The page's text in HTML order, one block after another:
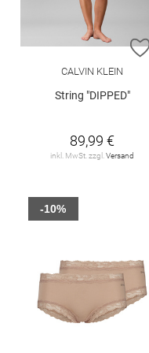
CALVIN KLEIN
String "DIPPED"
89,99 €
inkl. MwSt. zzgl. Versand
-10%